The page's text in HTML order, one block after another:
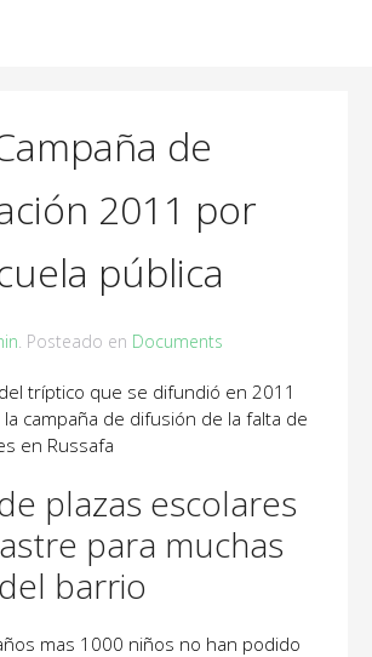
de
2011 por
pública
. Posteado en Documents
tríptico que se difundió en 2011
campaña de difusión de la falta de
en Russafa
plazas escolares
para muchas
barrio
mas 1000 niños no han podido